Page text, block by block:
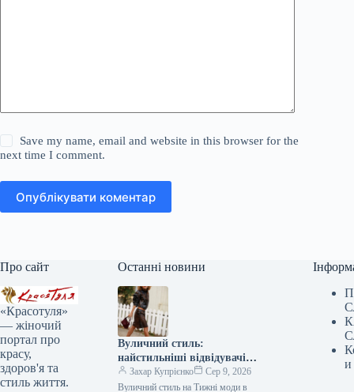
Save my name, email and website in this browser for the
next time I comment.
Опублікувати коментар
Про сайт
«Красотуля»
— жіночий
портал про
красу,
здоров'я та
стиль життя.
Останні новини
Вуличний стиль:
найстильніші відвідувачі
Копенгагенського тижня моди
Захар Купрієнко
Сер 9, 2026
Вуличний стиль на Тижні моди в
и